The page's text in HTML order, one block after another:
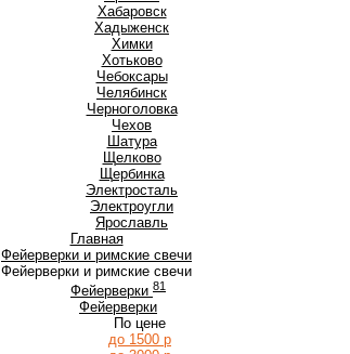
Хабаровск
Хадыженск
Химки
Хотьково
Чебоксары
Челябинск
Черноголовка
Чехов
Шатура
Щелково
Щербинка
Электросталь
Электроугли
Ярославль
Главная
Фейерверки и римские свечи
Фейерверки и римские свечи
Фейерверки 81
Фейерверки
По цене
до 1500 р